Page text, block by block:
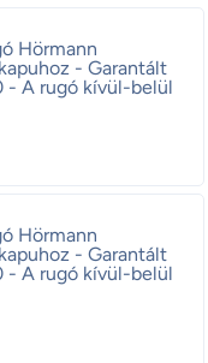
Hörmann
- Garantált
- A rugó kívül-belül
Hörmann
- Garantált
- A rugó kívül-belül